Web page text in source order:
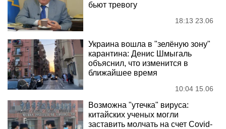
бьют тревогу
18:13 23.06
Украина вошла в "зелёную зону"
карантина: Денис Шмыгаль
объяснил, что изменится в
ближайшее время
10:04 15.06
Возможна "утечка" вируса:
китайских ученых могли
заставить молчать на счет Covid-